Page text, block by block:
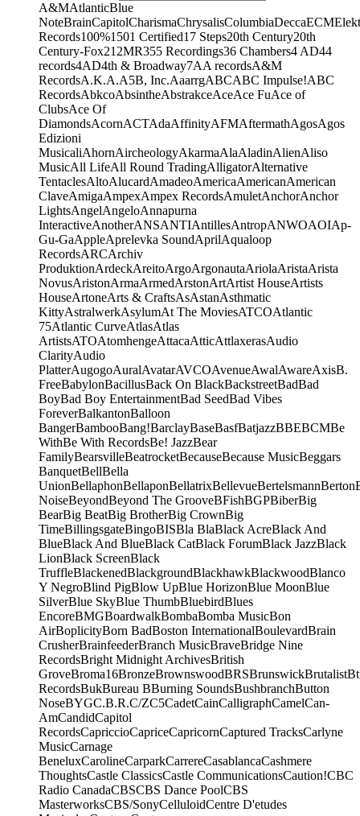
A&MAtlanticBlue
NoteBrainCapitolCharismaChrysalisColumbiaDeccaECM
Records100%1501 Certified17 Steps20th Century20th
Century-Fox21 2MR355 Recordings36 Chambers4 AD44
records4AD4th & Broadway7AA recordsA&M
RecordsA.K.A.A5B, Inc.AaarrgABCABC Impulse!ABC
RecordsAbkcoAbsintheAbstrakceAceAce FuAce of
ClubsAce Of
DiamondsAcornACTAdaAffinityAFMAftermathAgosAgos
Edizioni
MusicaliAhornAircheologyAkarmaAlaAladinAlienAliso
MusicAll LifeAll Round TradingAlligatorAlternative
TentaclesAltoAlucardAmadeoAmericaAmericanAmerican
ClaveAmigaAmpexAmpex RecordsAmuletAnchorAnchor
LightsAngelAngeloAnnapurna
InteractiveAnotherANSANTIAntillesAntropANWOAOIAp-
Gu-GaAppleAprelevka SoundAprilAqualoop
RecordsARCArchiv
ProduktionArdeckAreitoArgoArgonautaAriolaAristaArista
NovusAristonArmaArmedArstonArtArtist HouseArtists
HouseArtoneArts & CraftsAsAstanAsthmatic
KittyAstralwerkAsylumAt The MoviesATCOAtlantic
75Atlantic CurveAtlasAtlas
ArtistsATOAtomhengeAttacaAtticAttlaxerasAudio
ClarityAudio
PlatterAugogoAuralAvatarAVCOAvenueAwalAwareAxisB.
FreeBabylonBacillusBack On BlackBackstreetBadBad
BoyBad Boy EntertainmentBad SeedBad Vibes
ForeverBalkantonBalloon
BangerBambooBang!BarclayBaseBasfBatjazzBBEBCMBe
WithBe With RecordsBe! JazzBear
FamilyBearsvilleBeatrocketBecauseBecause MusicBeggars
BanquetBellBella
UnionBellaphonBellaponBellatrixBellevueBertelsmannBerton
NoiseBeyondBeyond The GrooveBFishBGPBiberBig
BearBig BeatBig BrotherBig CrownBig
TimeBillingsgateBingoBISBla BlaBlack AcreBlack And
BlueBlack And BlueBlack CatBlack ForumBlack JazzBlack
LionBlack ScreenBlack
TruffleBlackenedBlackgroundBlackhawkBlackwoodBlanco
Y NegroBlind PigBlow UpBlue HorizonBlue MoonBlue
SilverBlue SkyBlue ThumbBluebirdBlues
EncoreBMGBoardwalkBombaBomba MusicBon
AirBoplicityBorn BadBoston InternationalBoulevardBrain
CrusherBrainfeederBranch MusicBraveBridge Nine
RecordsBright Midnight ArchivesBritish
GroveBroma16BronzeBrownswoodBRSBrunswickBrutalist
RecordsBukBureau BBurning SoundsBushbranchButton
NoseBYGC.B.R.C/ZC5CadetCainCalligraphCamelCan-
AmCandidCapitol
RecordsCapriccioCapriceCapricornCaptured TracksCarlyne
MusicCarnage
BeneluxCarolineCarparkCarrereCasablancaCashmere
ThoughtsCastle ClassicsCastle CommunicationsCaution!CBC
Radio CanadaCBSCBS Dance PoolCBS
MasterworksCBS/SonyCelluloidCentre D'etudes